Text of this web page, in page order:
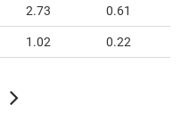
2.73 0.61
1.02 0.22